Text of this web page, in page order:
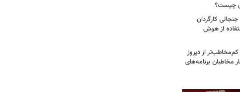
چیست؟
کارگردان
از هوش
کم‌مخاطب‌تر از دیروز
مخاطبان برنامه‌های